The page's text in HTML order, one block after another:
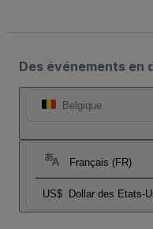
Des événements en
Belgique
Français (FR)
US$ Dollar des Etats-